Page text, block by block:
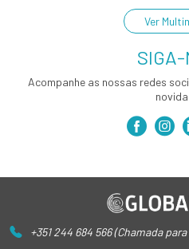
Ver
SIGA-
Acompanhe as nossas redes
+351 244 684 566 (Chamada